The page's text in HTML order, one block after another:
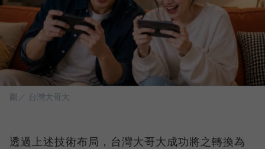
圖／ 台灣大哥大
透過上述技術布局，台灣大哥大成功將之轉換為